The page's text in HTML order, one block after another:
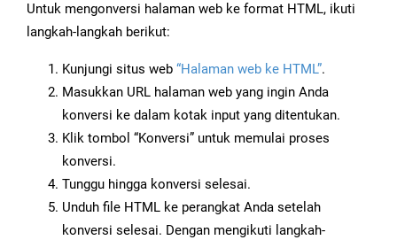
Untuk mengonversi halaman web ke format HTML, ikuti
langkah-langkah berikut:
Kunjungi situs web “Halaman web ke HTML”.
Masukkan URL halaman web yang ingin Anda
konversi ke dalam kotak input yang ditentukan.
Klik tombol “Konversi” untuk memulai proses
konversi.
Tunggu hingga konversi selesai.
Unduh file HTML ke perangkat Anda setelah
konversi selesai. Dengan mengikuti langkah-